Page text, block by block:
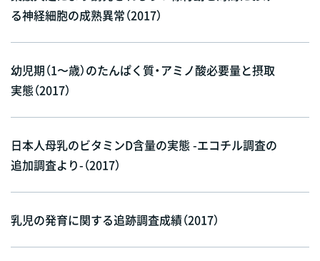
る神経細胞の成熟異常（2017）
幼児期（1〜歳）のたんぱく質・アミノ酸必要量と摂取
実態（2017）
日本人母乳のビタミンD含量の実態 -エコチル調査の
追加調査より-（2017）
乳児の発育に関する追跡調査成績（2017）